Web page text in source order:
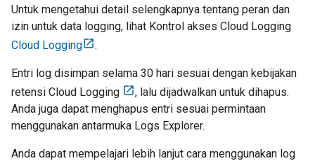
Untuk mengetahui detail selengkapnya tentang peran dan
izin untuk data logging, lihat Kontrol akses Cloud Logging
Cloud Logging
.
Entri log disimpan selama 30 hari sesuai dengan kebijakan
retensi Cloud Logging
, lalu dijadwalkan untuk dihapus.
Anda juga dapat menghapus entri sesuai permintaan
menggunakan antarmuka Logs Explorer.
Anda dapat mempelajari lebih lanjut cara menggunakan log